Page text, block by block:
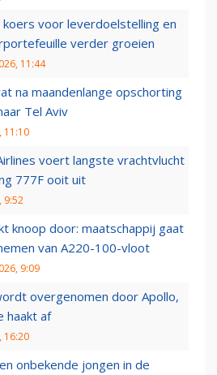
koers voor leverdoelstelling en
verder groeien
11:44
na maandenlange opschorting
Tel Aviv
11:10
voert langste vrachtvlucht
777F ooit uit
9:52
knoop door: maatschappij gaat
van A220-100-vloot
9:09
overgenomen door Apollo,
haakt af
16:20
onbekende jongen in de